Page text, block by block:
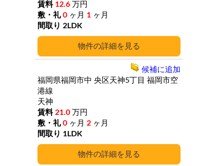
詳細
12.6 万円
0 ヶ月 1 ヶ月
2LDK
詳細
福岡県福岡市中 央区天神5丁目 福岡市空
港線
天神
21.0 万円
0 ヶ月 2 ヶ月
1LDK
候補に追加